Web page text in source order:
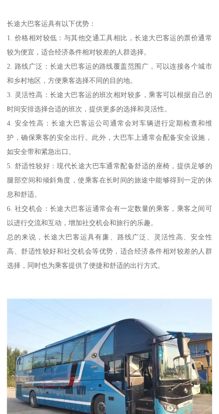
长途大巴客运具有以下优势：
1. 价格相对较低：与其他交通工具相比，长途大巴客运的票价通常
较为便宜，适合经济条件相对较差的人群选择。
2. 路线广泛：长途大巴客运的路线覆盖范围广，可以连接各个城市
和乡村地区，方便乘客选择不同的目的地。
3. 灵活性高：长途大巴客运的班次相对较多，乘客可以根据自己的
时间安排选择合适的班次，提供更多的选择和灵活性。
4. 安全性高：长途大巴客运公司通常会对车辆进行定期检查和维
护，确保乘客的安全出行。此外，大巴车上通常会配备安全设施，
如安全带和紧急出口。
5. 舒适性较好：现代长途大巴车通常配备舒适的座椅，提供足够的
腿部空间和倾斜角度，使乘客在长时间的旅途中能够得到一定的休
息和舒适。
6. 社交机会：长途大巴客运通常会有一定数量的乘客，乘客之间可
以进行交流和互动，增加社交机会和旅行的乐趣。
总的来说，长途大巴客运具有廉、路线广泛、灵活性高、安全性
高、舒适性较好和社交机会等优势，适合经济条件相对较差的人群
选择，同时也为乘客提供了便捷和舒适的出行方式。